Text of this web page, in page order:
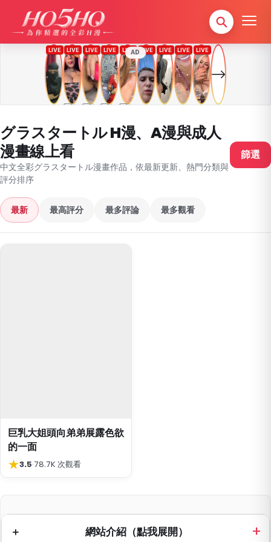
AD
グラスタートル H漫、A漫與成人
漫畫線上看
中文全彩グラスタートル漫畫作品，依最新更新、熱門分類與
評分排序
篩選
最新 最高評分 最多評論 最多觀看
巨乳大姐頭向弟弟展露色欲
的一面
★3.5·78.7K 次觀看
網站介紹（點我展開）